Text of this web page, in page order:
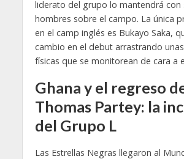
liderato del grupo lo mantendrá con
hombres sobre el campo. La única
en el camp inglés es Bukayo Saka,
cambio en el debut arrastrando
físicas que se monitorean de cara a
Ghana y el regreso
Thomas Partey: la
del Grupo L
Las Estrellas Negras llegaron al